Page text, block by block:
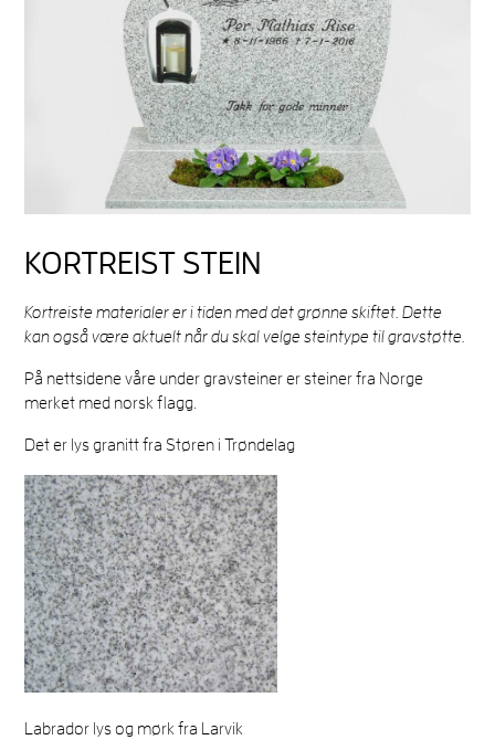
KORTREIST STEIN
Kortreiste materialer er i tiden med det grønne skiftet. Dette
kan også være aktuelt når du skal velge steintype til gravstøtte.
På nettsidene våre under gravsteiner er steiner fra Norge
merket med norsk flagg.
Det er lys granitt fra Støren i Trøndelag
Labrador lys og mørk fra Larvik